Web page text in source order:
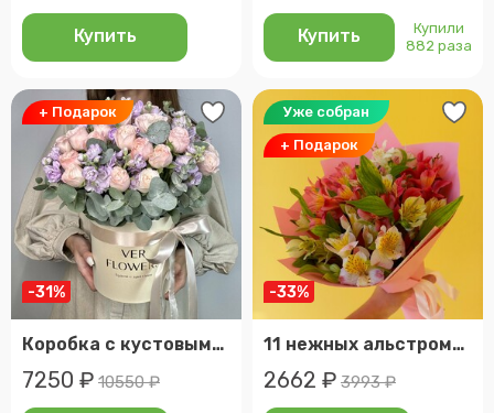
Купить Купить
Купили
882 раза
+ Подарок
-31%
Коробка с кустовыми розами бомбастик, маттиолой и эвкалиптом
7250 ₽ 10550 ₽
Уже собран
+ Подарок
-33%
11 нежных альстромерий в дизайнерской упаковке
2662 ₽ 3993 ₽